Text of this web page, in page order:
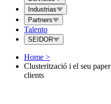
Industrias
Partners
Talento
SEIDOR
Home >
Clusterització i el seu
clients